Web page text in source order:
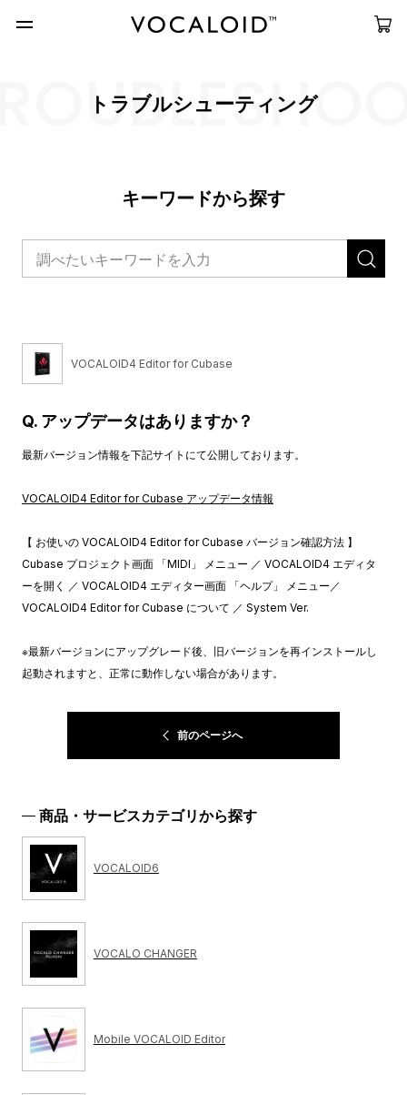
トラブルシューティング
キーワードから探す
VOCALOID4 Editor for Cubase
Q. アップデータはありますか？
最新バージョン情報を下記サイトにて公開しております。
VOCALOID4 Editor for Cubase アップデータ情報
【 お使いの VOCALOID4 Editor for Cubase バージョン確認方法 】
Cubase プロジェクト画面 「MIDI」 メニュー ／ VOCALOID4 エディタ
ーを開く ／ VOCALOID4 エディター画面 「ヘルプ」 メニュー／
VOCALOID4 Editor for Cubase について ／ System Ver.
※最新バージョンにアップグレード後、旧バージョンを再インストールし
起動されますと、正常に動作しない場合があります。
前のページへ
商品・サービスカテゴリから探す
VOCALOID6
VOCALO CHANGER
Mobile VOCALOID Editor